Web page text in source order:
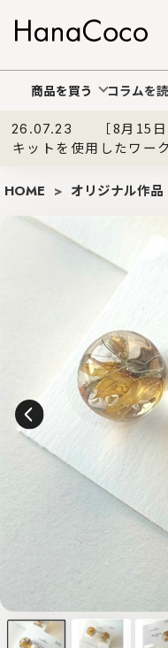
商品を買う コラムを
26.07.23
［8月15
キットを使用したワー
HOME > オリジナル作品